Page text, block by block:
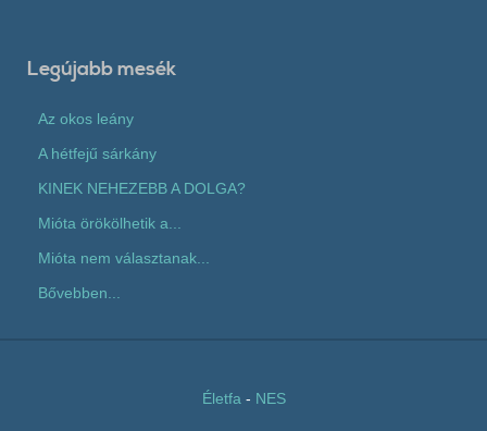
Legújabb mesék
Az okos leány
A hétfejű sárkány
KINEK NEHEZEBB A DOLGA?
Mióta örökölhetik a...
Mióta nem választanak...
Bővebben...
Életfa - NES